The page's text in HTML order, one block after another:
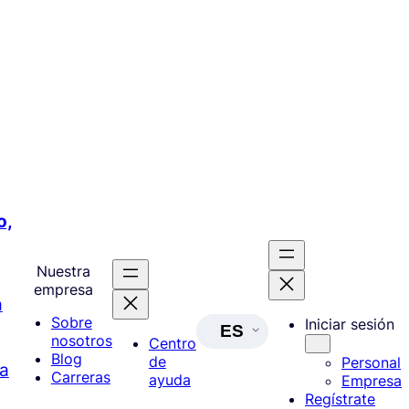
Nuestra
empresa
Sobre
nosotros
Blog
Carreras
Centro
de
ayuda
ES Iniciar sesión
Personal
Empresa
Regístrate